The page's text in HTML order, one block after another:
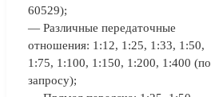
60529);
— Различные передаточные
отношения: 1:12, 1:25, 1:33, 1:50,
1:75, 1:100, 1:150, 1:200, 1:400 (по
запросу);